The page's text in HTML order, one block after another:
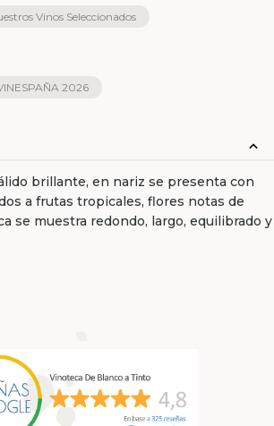
Vinos Seleccionados
2026
brillante, en nariz se presenta con
a frutas tropicales, flores notas de
se muestra redondo, largo, equilibrado y